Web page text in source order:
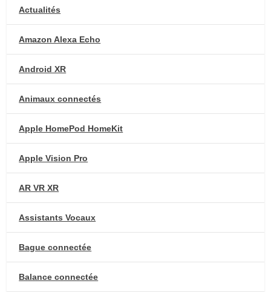
Actualités
Amazon Alexa Echo
Android XR
Animaux connectés
Apple HomePod HomeKit
Apple Vision Pro
AR VR XR
Assistants Vocaux
Bague connectée
Balance connectée